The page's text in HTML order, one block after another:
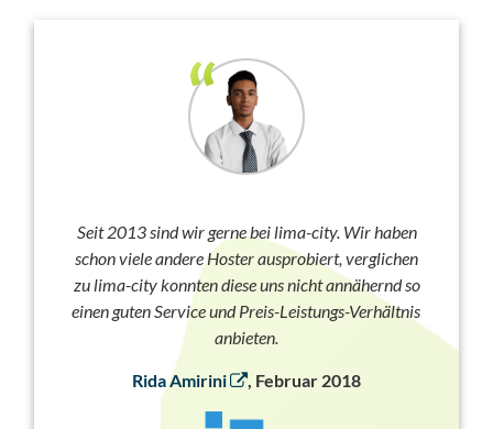
Seit 2013 sind wir gerne bei lima-city. Wir haben
schon viele andere Hoster ausprobiert, verglichen
zu lima-city konnten diese uns nicht annähernd so
einen guten Service und Preis-Leistungs-Verhältnis
anbieten.
Rida Amirini , Februar 2018